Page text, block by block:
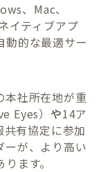
、Mac、
イティブアプ
動的な最適サー
本社所在地が重
Eyes） や14ア
有協定に参加
ーが、より高い
ます。